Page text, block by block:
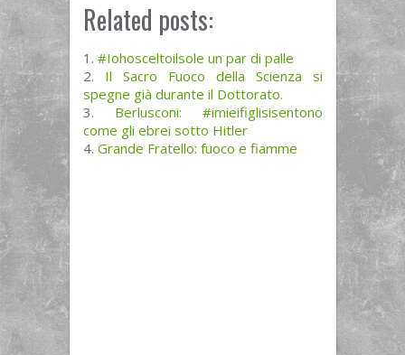
Related posts:
#Iohosceltoilsole un par di palle
Il Sacro Fuoco della Scienza si
spegne già durante il Dottorato.
Berlusconi: #imieifiglisisentono
come gli ebrei sotto Hitler
Grande Fratello: fuoco e fiamme